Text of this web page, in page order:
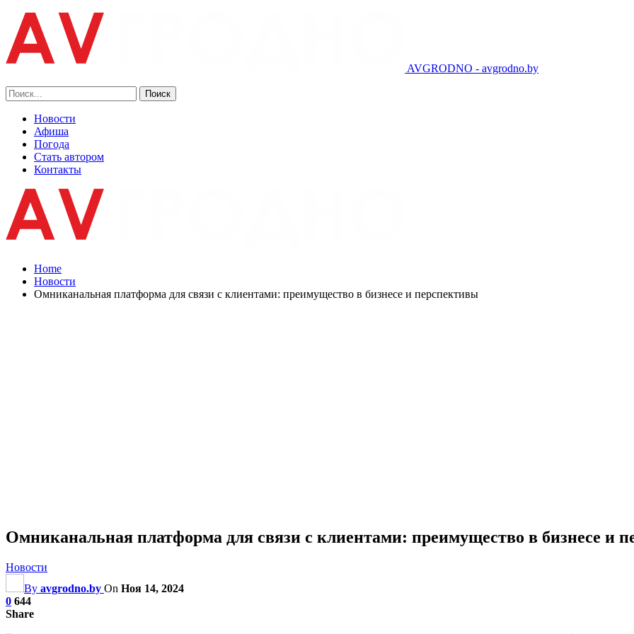
AVGRODNO - avgrodno.by
Новости
Афиша
Погода
Стать автором
Контакты
Home
Новости
Омниканальная платформа для связи с клиентами: преимущество в бизнесе и перспективы
Омниканальная платформа для связи с клиентами: преимущество в бизнесе и
Новости
By avgrodno.by On Ноя 14, 2024
0 644
Share